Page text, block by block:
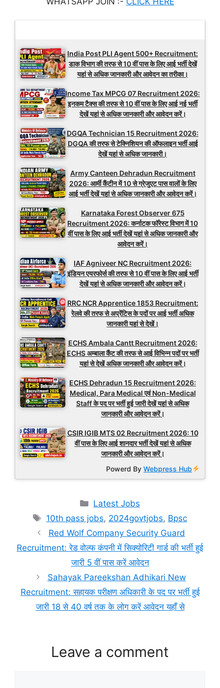
India Post PLI Agent 500+ Recruitment:
डाक विभाग की तरफ से 10 वीं पास के लिए आई भर्ती देखें
यहां से अधिक जानकारी और आवेदन का तरीका।
Income Tax MPCG 07 Recruitment 2026:
इनकम टैक्स की तरफ से 10 वीं पास के लिए आई नई भर्ती
देखें यहां से अधिक जानकारी और आवेदन करें।
DGQA Technician 15 Recruitment 2026:
DGQA की तरफ से टेक्निशियन की ऑफलाइन भर्ती आई
देखें यहां से अधिक जानकारी।
Army Canteen Dehradun Recruitment
2026: आर्मी कैंटीन में 10 से ग्रेजुएट पास वालों के लिए
आई भर्ती देखें यहां से अधिक जानकारी और आवेदन करें।
Karnataka Forest Observer 675
Recruitment 2026: कर्नाटक फॉरेस्ट विभाग में 10
वीं पास के लिए आई भर्ती देखें यहां से अधिक जानकारी और
आवेदन करें।
IAF Agniveer NC Recruitment 2026:
इंडियन एयरफोर्स की तरफ से 10 वीं पास के लिए आई भर्ती
देखें यहां से अधिक जानकारी और आवेदन करें।
RRC NCR Apprentice 1853 Recruitment:
रेलवे की तरफ से अप्रेंटिस के पदों पर आई भर्ती अधिक
जानकारी यहां से देखें।
ECHS Ambala Cantt Recruitment 2026:
ECHS अम्बाला कैंट की तरफ से आई विभिन्न पदों पर भर्ती
यहां से देखें अधिक जानकारी और आवेदन करें।
ECHS Dehradun 15 Recruitment 2026:
Medical, Para Medical एवं Non-Medical
Staff के पद पर भर्ती हुई जारी देखें यहां से अधिक
जानकारी और आवेदन करें।
CSIR IGIB MTS 02 Recruitment 2026: 10
वीं पास के लिए आई शानदार भर्ती देखें यहां से अधिक
जानकारी और आवेदन करें।
Powerd ByWebpress Hub
Categories
Latest Jobs
Tags
10th pass jobs, 2024govtjobs, Bpsc
Red Wolf Company Security Guard
Recruitment: रेड वोल्फ कंपनी में सिक्योरिटी गार्ड की भर्ती हुई
जारी 5 वीं पास करें आवेदन
Sahayak Pareekshan Adhikari New
Recruitment: सहायक परीक्षण अधिकारी के पद पर भर्ती हुई
जारी 18 से 40 वर्ष तक के लोग करें आवेदन यहाँ से
Leave a comment